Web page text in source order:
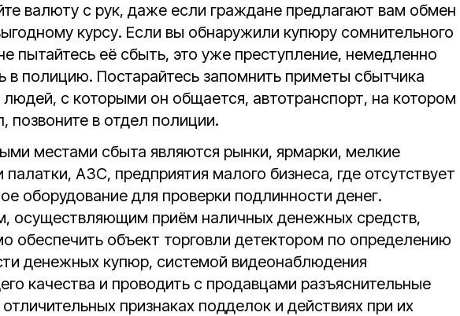
валюту с рук, даже если граждане предлагают вам обмен
курсу. Если вы обнаружили купюру сомнительного
пытайтесь её сбыть, это уже преступление, немедленно
в полицию. Постарайтесь запомнить приметы сбытчика
с которыми он общается, автотранспорт, на котором
позвоните в отдел полиции.
местами сбыта являются рынки, ярмарки, мелкие
палатки, АЗС, предприятия малого бизнеса, где отсутствует
оборудование для проверки подлинности денег.
осуществляющим приём наличных денежных средств,
обеспечить объект торговли детектором по определению
денежных купюр, системой видеонаблюдения
качества и проводить с продавцами разъяснительные
признаках подделок и действиях при их